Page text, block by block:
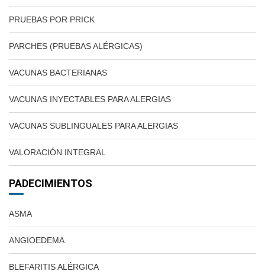
PRUEBAS POR PRICK
PARCHES (PRUEBAS ALÉRGICAS)
VACUNAS BACTERIANAS
VACUNAS INYECTABLES PARA ALERGIAS
VACUNAS SUBLINGUALES PARA ALERGIAS
VALORACIÓN INTEGRAL
PADECIMIENTOS
ASMA
ANGIOEDEMA
BLEFARITIS ALÉRGICA